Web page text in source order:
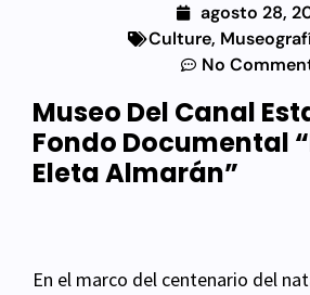
agosto 28,
Culture,
No
Museo Del Canal
Fondo Documental
Eleta Almarán”
En el marco del centenario del